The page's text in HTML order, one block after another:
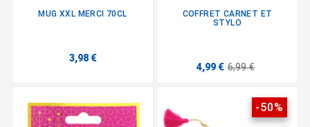
MUG XXL MERCI 70CL
3,98 €
COFFRET CARNET ET
STYLO
4,99 € 6,99 €
-50%